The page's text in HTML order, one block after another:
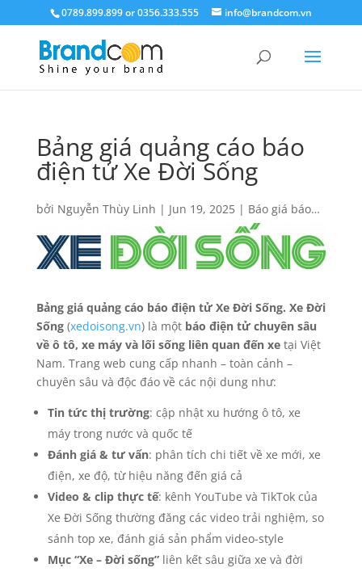
0789.899.899 or 0356.333.555 info@brandcom.vn
Bảng giá quảng cáo báo
điện tử Xe Đời Sống
bởi Nguyễn Thùy Linh | Jun 19, 2025| Báo giá báo
Báo giá quảng cáo
Bảng giá quảng cáo báo điện tử Xe Đời Sống. Xe Đời
Sống(xedoisong.vn) là một báo điện tử chuyên sâu
về ô tô, xe máy và lối sống liên quan đến xetại Việt
Nam. Trang web cung cấp nhanh – toàn cảnh –
chuyên sâu và độc đáo về các nội dung như:
Tin tức thị trường: cập nhật xu hướng ô tô, xe
máy trong nước và quốc tế
Đánh giá & tư vấn: phân tích chi tiết về xe mới, xe
điện, xe độ, từ hiệu năng đến giá cả
Video & clip thực tế: kênh YouTube và TikTok của
Xe Đời Sống thường đăng các video trải nghiệm, so
sánh top xe, đánh giá sản phẩm video-style
Mục “Xe – Đời sống”liên kết sâu giữa xe và đời